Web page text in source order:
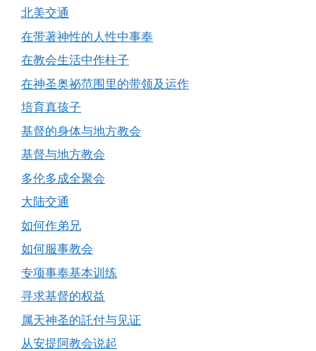
北美交通
在带著神性的人性中事奉
在教会生活中作柱子
在神圣奥祕范围里的带领及运作
培育真孩子
基督的身体与地方教会
基督与地方教会
多伦多成全聚会
大陆交通
如何作弟兄
如何服事教会
专项事奉基本训练
寻求基督的权益
属天神圣的託付与见证
从安提阿教会说起